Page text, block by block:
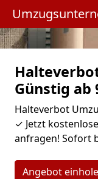
Günstig ab
Halteverbot
✓ Jetzt
anfragen! Sofort
Angebot